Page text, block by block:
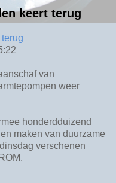
keert terug
van
weer
honderdduizend
maken van duurzame
verschenen